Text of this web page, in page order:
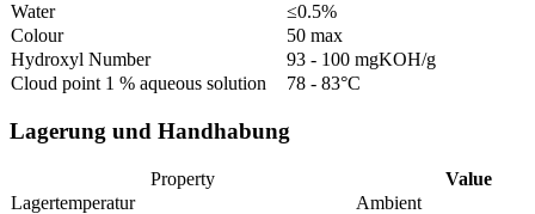
Water
≤0.5%
Colour
50 max
Hydroxyl Number
93 - 100 mgKOH/g
Cloud point 1 % aqueous solution
78 - 83°C
Lagerung und Handhabung
Property
Value
Lagertemperatur
Ambient